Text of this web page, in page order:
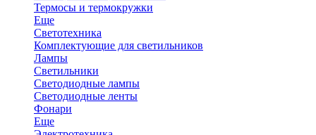
Термосы и термокружки
Еще
Светотехника
Комплектующие для светильников
Лампы
Светильники
Светодиодные лампы
Светодиодные ленты
Фонари
Еще